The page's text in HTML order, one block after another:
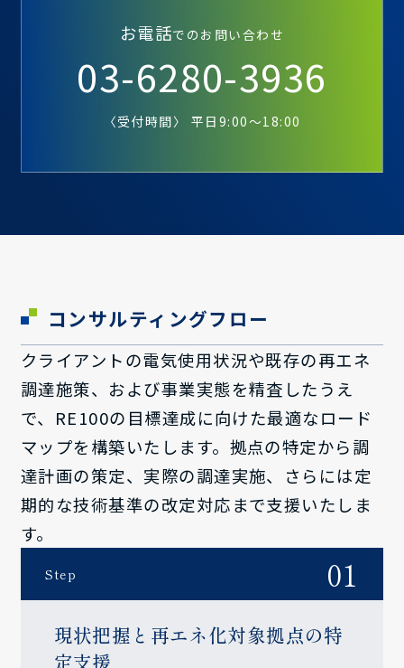
お電話でのお問い合わせ
03-6280-3936
〈受付時間〉 平日9:00～18:00
コンサルティングフロー
クライアントの電気使用状況や既存の再エネ
調達施策、および事業実態を精査したうえ
で、RE100の目標達成に向けた最適なロード
マップを構築いたします。拠点の特定から調
達計画の策定、実際の調達実施、さらには定
期的な技術基準の改定対応まで支援いたしま
す。
Step 01
現状把握と再エネ化対象拠点の特
定支援